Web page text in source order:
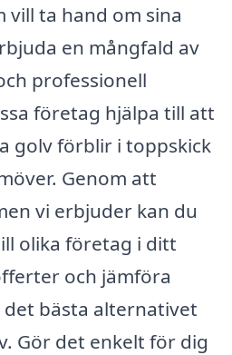
vill ta hand om sina
en mångfald av
professionell
företag hjälpa till att
golv förblir i toppskick
Genom att
vi erbjuder kan du
olika företag i ditt
och jämföra
bästa alternativet
Gör det enkelt för dig